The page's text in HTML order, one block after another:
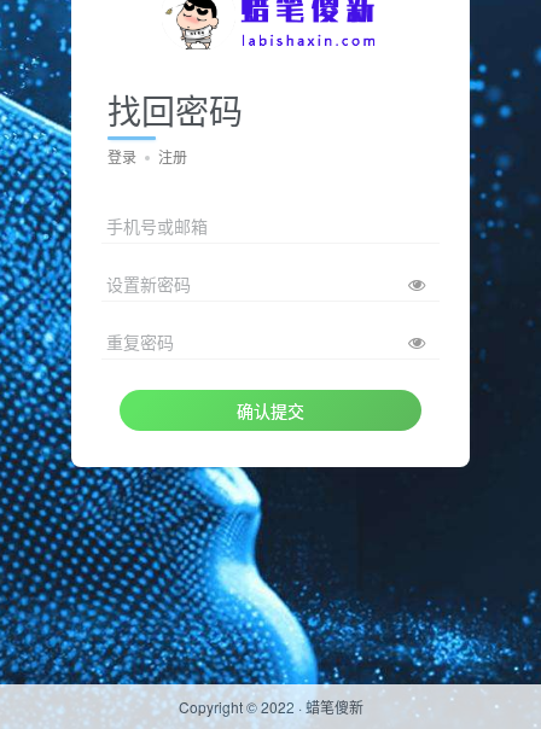
找回密码
登录 注册
手机号或邮箱
设置新密码
重复密码
确认提交
Copyright © 2022 · 蜡笔傻新